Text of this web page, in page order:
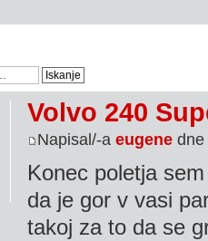
Volvo 240
Napisal/-aeugene dne
Konec poletja
da je gor v vasi
takoj za to da se